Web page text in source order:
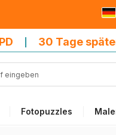
30 Tage
Fotopuzzles